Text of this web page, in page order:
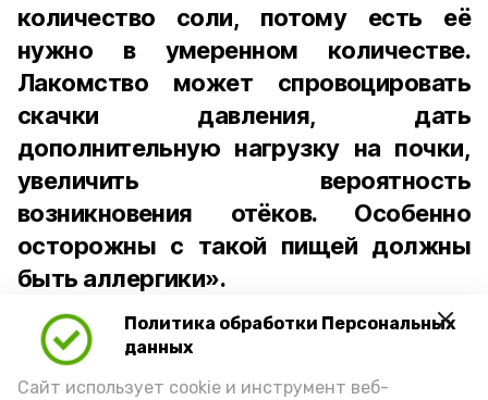
Политика обработки Персональных
данных
Сайт использует cookie и инструмент веб-
количество соли, потому есть её
нужно в умеренном количестве.
Лакомство может спровоцировать
скачки давления, дать
дополнительную нагрузку на почки,
увеличить вероятность
возникновения отёков. Особенно
осторожны с такой пищей должны
быть аллергики».
Для взрослого человека безопасной
порцией икры считается 30-50 граммов
(2-3 ложки). При этом следует обратить